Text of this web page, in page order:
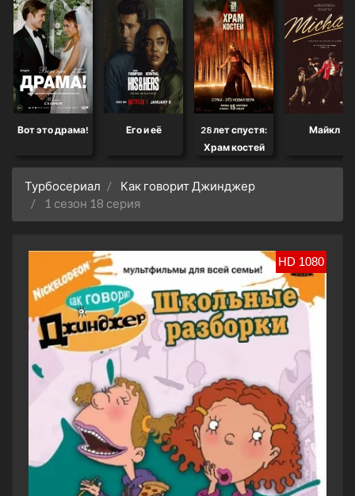
Вот это драма! Его и её
28 лет спустя:
Храм костей
Майкл
Турбосериал
Как говорит Джинджер
1 сезон 18 серия
HD 1080